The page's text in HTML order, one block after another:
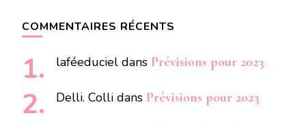
COMMENTAIRES RÉCENTS
laféeduciel dans Prévisions pour 2023
Delli. Colli dans Prévisions pour 2023